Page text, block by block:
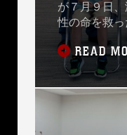
が７月９日
性の命を救
組合の冨岡
れました。
READ